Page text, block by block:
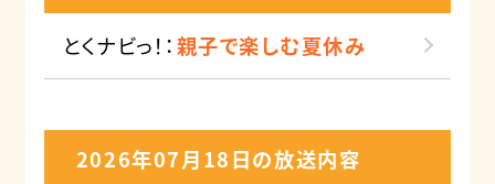
とくナビっ！：親子で楽しむ夏休み
2026年07月18日の放送内容